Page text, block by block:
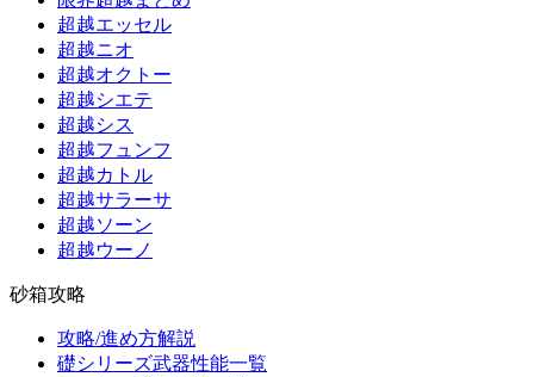
超越エッセル
超越ニオ
超越オクトー
超越シエテ
超越シス
超越フュンフ
超越カトル
超越サラーサ
超越ソーン
超越ウーノ
砂箱攻略
攻略/進め方解説
礎シリーズ武器性能一覧